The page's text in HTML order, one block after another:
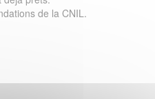
de la CNIL.